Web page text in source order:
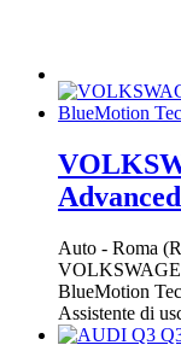
Auto - Roma
BlueMotion
Assistente di